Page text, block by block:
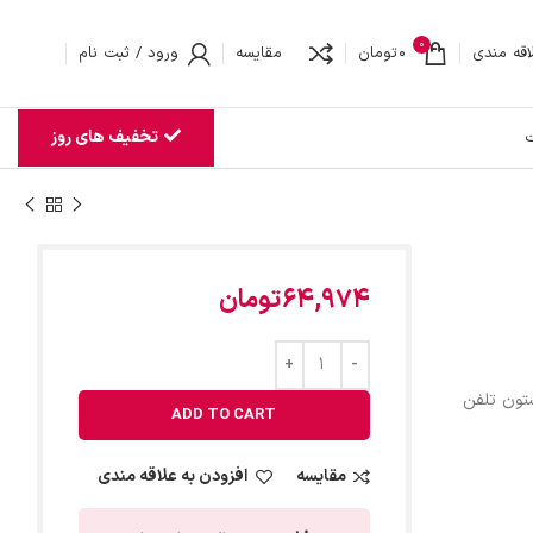
مندی 0
0تومان مقایسه ورود / ثبت نام
تخفیف های روز
تلفن
64,974تومان
ADD TO CART
مقایسه افزودن به علاقه مندی